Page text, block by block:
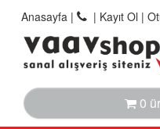
Anasayfa | | Kayıt Ol |
0